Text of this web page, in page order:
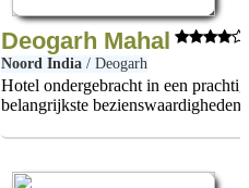
Deogarh Mahal
Noord India/ Deogarh
Hotel ondergebracht in een
belangrijkste bezienswaardigheden.